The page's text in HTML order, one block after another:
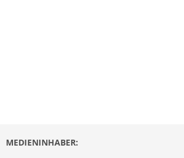
MEDIENINHABER: